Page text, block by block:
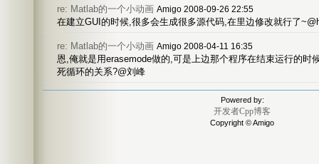
re: Matlab的一个小动画 Amigo 2008-09-26 22:55
在建立GUI的时候,很多会生成很多源代码,在里边修改就行了
re: Matlab的一个小动画 Amigo 2008-04-11 16:35
恩,俺就是用erasemode做的,可是上边那个程序在结束运行的时
死循环的关系?@刘峰
Powered by:
开发者Cpp博客
Copyright © Amigo